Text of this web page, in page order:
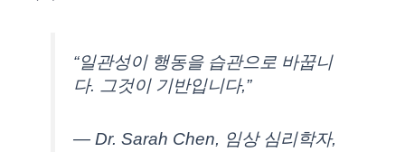
“일관성이 행동을 습관으로 바꿉니
다. 그것이 기반입니다,”
— Dr. Sarah Chen, 임상 심리학자,